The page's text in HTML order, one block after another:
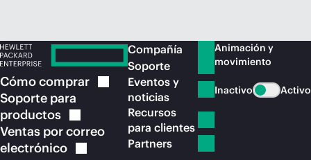
Cómocomprar
Soporte para
productos
Ventas por correo
electrónico
Compañía
Soporte
Eventos y
noticias
Recursos
para clientes
Partners
Animación y
movimiento
Inactivo Activo